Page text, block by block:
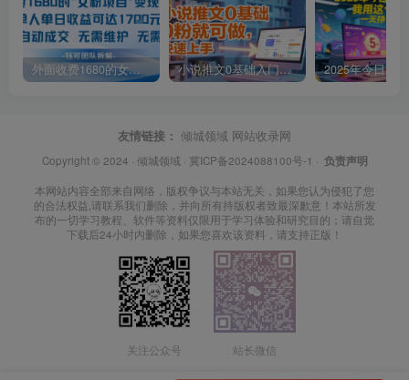
外面收费1680的女粉项目变现，单人单日收益可达1.7k，全自动成交无需维护 小说推文0基础入门教程，0粉就可做，快速上手
友情链接： 倾城领域 网站收录网
Copyright © 2024 · 倾城领域· 冀ICP备2024088100号-1 · 负责声明
本网站内容全部来自网络，版权争议与本站无关，如果您认为侵犯了您
的合法权益,请联系我们删除，并向所有持版权者致最深歉意！本站所发
布的一切学习教程、软件等资料仅限用于学习体验和研究目的；请自觉
下载后24小时内删除，如果您喜欢该资料，请支持正版！
关注公众号 站长微信